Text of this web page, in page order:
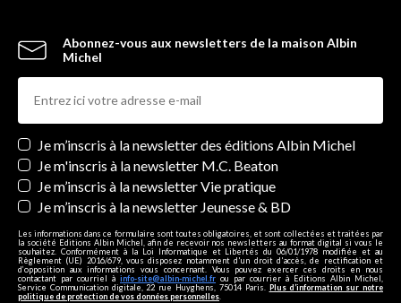
Abonnez-vous aux newsletters de la maison Albin
Michel
Newsletters
Je m’inscris à la newsletter des éditions Albin Michel
Je m'inscris à la newsletter M.C. Beaton
Je m’inscris à la newsletter Vie pratique
Je m’inscris à la newsletter Jeunesse & BD
Les informations dans ce formulaire sont toutes obligatoires, et sont collectées et traitées par
la société Editions Albin Michel, afin de recevoir nos newsletters au format digital si vous le
souhaitez. Conformément à la Loi Informatique et Libertés du 06/01/1978 modifiée et au
Règlement (UE) 2016/679, vous disposez notamment d'un droit d'accès, de rectification et
d’opposition aux informations vous concernant. Vous pouvez exercer ces droits en nous
contactant par courriel à info-site@albin-michel.fr ou par courrier à Editions Albin Michel,
Service Communication digitale, 22 rue Huyghens, 75014 Paris. Plus d’information sur notre
politique de protection de vos données personnelles.